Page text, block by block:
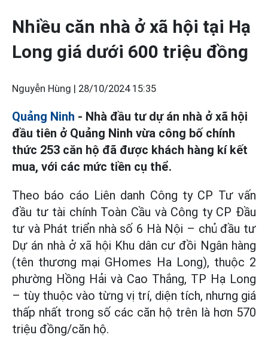
Nhiều căn nhà ở xã hội tại Hạ
Long giá dưới 600 triệu đồng
Nguyễn Hùng | 28/10/2024 15:35
Quảng Ninh - Nhà đầu tư dự án nhà ở xã hội
đầu tiên ở Quảng Ninh vừa công bố chính
thức 253 căn hộ đã được khách hàng kí kết
mua, với các mức tiền cụ thể.
Theo báo cáo Liên danh Công ty CP Tư vấn
đầu tư tài chính Toàn Cầu và Công ty CP Đầu
tư và Phát triển nhà số 6 Hà Nội – chủ đầu tư
Dự án nhà ở xã hội Khu dân cư đồi Ngân hàng
(tên thương mại GHomes Ha Long), thuộc 2
phường Hồng Hải và Cao Thắng, TP Hạ Long
– tùy thuộc vào từng vị trí, diện tích, nhưng giá
thấp nhất trong số các căn hộ trên là hơn 570
triệu đồng/căn hộ.